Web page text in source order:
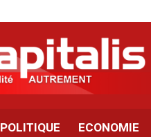
POLITIQUE ECONOMIE